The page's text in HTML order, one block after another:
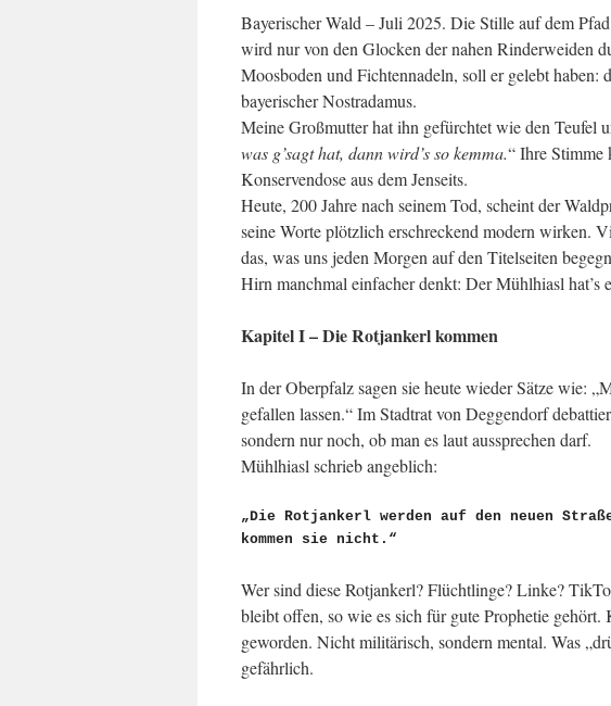
Bayerischer Wald – Juli 2025. Die Stille auf dem
wird nur von den Glocken der nahen Rinderweiden
Moosboden und Fichtennadeln, soll er gelebt
bayerischer Nostradamus.
Meine Großmutter hat ihn gefürchtet wie den Teufel
was g’sagt hat, dann wird’s so kemma.“ Ihre Stimme
Konservendose aus dem Jenseits.
Heute, 200 Jahre nach seinem Tod, scheint der
seine Worte plötzlich erschreckend modern wirken.
das, was uns jeden Morgen auf den Titelseiten
Hirn manchmal einfacher denkt: Der Mühlhiasl hat’s
Kapitel I – Die Rotjankerl kommen
In der Oberpfalz sagen sie heute wieder Sätze wie:
gefallen lassen.“ Im Stadtrat von Deggendorf
sondern nur noch, ob man es laut aussprechen darf.
Mühlhiasl schrieb angeblich:
„Die Rotjankerl werden auf den neuen
kommen sie nicht.“
Wer sind diese Rotjankerl? Flüchtlinge? Linke?
bleibt offen, so wie es sich für gute Prophetie
geworden. Nicht militärisch, sondern mental. Was
gefährlich.